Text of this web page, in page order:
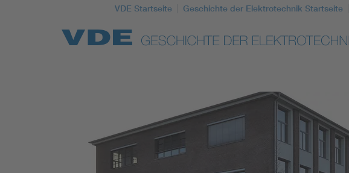
VDE Startseite Geschichte der Elektrotechnik Startseite
Weitere Themen